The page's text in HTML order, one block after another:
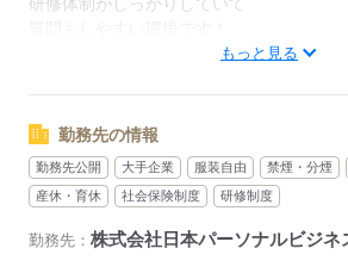
応募する
もっと見る
勤務先の情報
勤務先公開 大手企業 服装自由 禁煙・分煙
産休・育休
社会保険制度 研修制度
勤務先： 株式会社日本パーソナルビジネ